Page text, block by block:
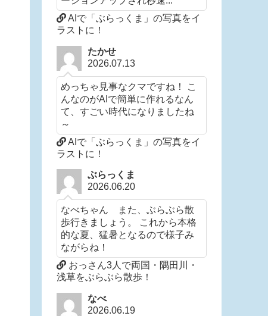
AIで「ぶらっくま」の写真をイ
ラストに！
たかせ
2026.07.13
めっちゃ見事なクマですね！ こ
んなのがAIで簡単に作れるなん
て、すごい時代になりましたね
～
AIで「ぶらっくま」の写真をイ
ラストに！
ぶらっくま
2026.06.20
なべちゃん また、ぶらぶら散
歩行きましょう。 これから本格
的な夏、猛暑となるので様子み
ながらね！
おっさん3人で両国・隅田川・
浅草をぶらぶら散歩！
なべ
2026.06.19